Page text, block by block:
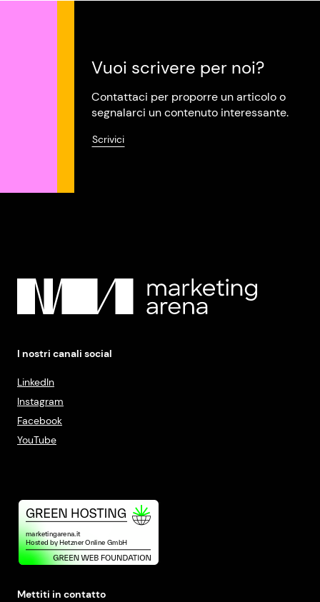
Vuoi scrivere per noi?
Contattaci per proporre un articolo o
segnalarci un contenuto interessante.
Scrivici
I nostri canali social
LinkedIn
Instagram
Facebook
YouTube
Mettiti in contatto